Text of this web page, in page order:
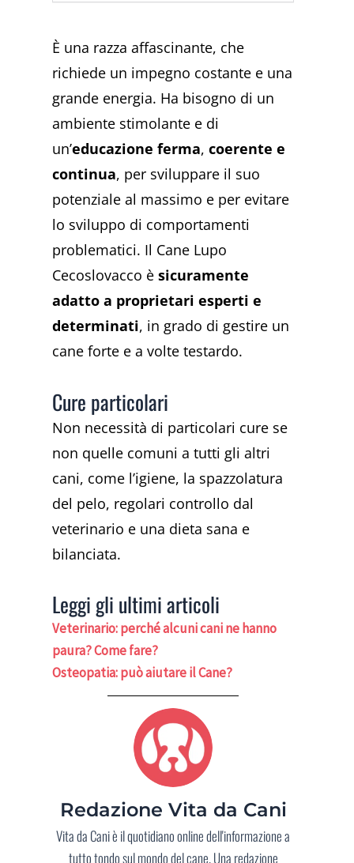
È una razza affascinante, che
richiede un impegno costante e una
grande energia. Ha bisogno di un
ambiente stimolante e di
un’educazione ferma,coerente e
continua, per sviluppare il suo
potenziale al massimo e per evitare
lo sviluppo di comportamenti
problematici. Il Cane Lupo
Cecoslovacco èsicuramente
adatto a proprietari esperti e
determinati, in grado di gestire un
cane forte e a volte testardo.
Cure particolari
Non necessità di particolari cure se
non quelle comuni a tutti gli altri
cani, come l’igiene, la spazzolatura
del pelo, regolari controllo dal
veterinario e una dieta sana e
bilanciata.
Leggi gli ultimi articoli
Veterinario: perché alcuni cani ne hanno
paura? Come fare?
Osteopatia: può aiutare il Cane?
Redazione Vita da Cani
Vita da Cani è il quotidiano online dell'informazione a
tutto tondo sul mondo del cane. Una redazione